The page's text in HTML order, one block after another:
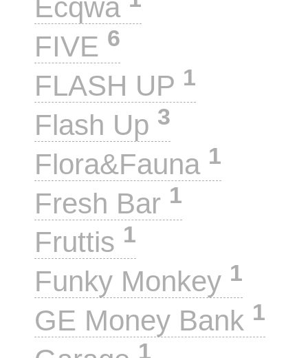
Ecqwa
FIVE 6
FLASH UP 1
Flash Up 3
Flora&Fauna 1
Fresh Bar 1
Fruttis 1
Funky Monkey 1
GE Money Bank 1
1